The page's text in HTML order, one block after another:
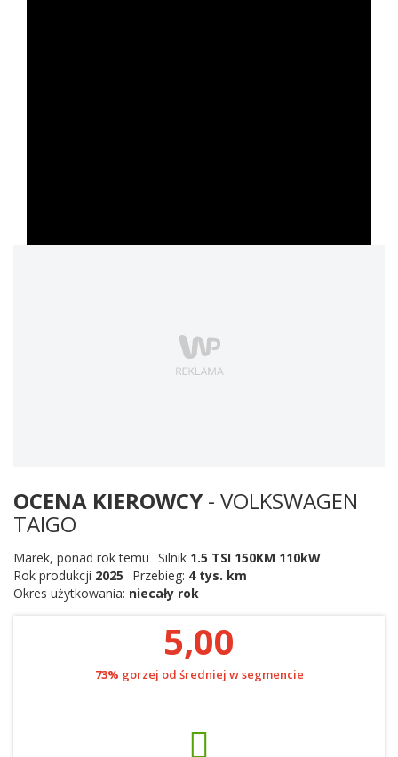
OCENA KIEROWCY - VOLKSWAGEN
TAIGO
Marek, ponad rok temu Silnik 1.5 TSI 150KM 110kW
Rok produkcji 2025 Przebieg: 4 tys. km
Okres użytkowania: niecały rok
5,00
73% gorzej od średniej w segmencie